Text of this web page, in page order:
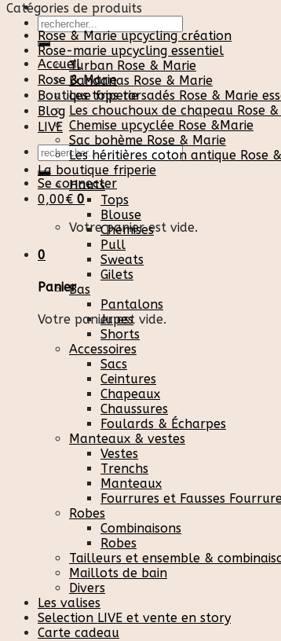
Recherche
pour :
Accueil
Rose & Marie
Boutique friperie
Blog
LIVE
Recherche
pour :
Se connecter
0,00€ 0
Votre panier est vide.
0
Panier
Votre panier est vide.
Catégories de produits
Rose & Marie upcycling création
Rose-marie upcycling essentiel
Turban Rose & Marie
Bandanas Rose & Marie
Les tops torsadés Rose & Marie
Les chouchoux de chapeau Rose
Chemise upcyclée Rose &Marie
Sac bohème Rose & Marie
Les héritières coton antique Rose
La boutique friperie
Hauts
Tops
Blouse
Chemises
Pull
Sweats
Gilets
Bas
Pantalons
Jupes
Shorts
Accessoires
Sacs
Ceintures
Chapeaux
Chaussures
Foulards & Écharpes
Manteaux & vestes
Vestes
Trenchs
Manteaux
Fourrures et Fausses
Robes
Combinaisons
Robes
Tailleurs et ensemble &
Maillots de bain
Divers
Les valises
Selection LIVE et vente en story
Carte cadeau